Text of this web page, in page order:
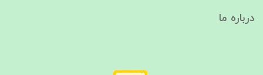
درباره ما